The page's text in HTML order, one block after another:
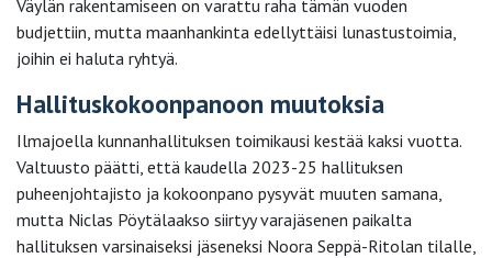
Väylän rakentamiseen on varattu raha tämän vuoden
budjettiin, mutta maanhankinta edellyttäisi lunastustoimia,
joihin ei haluta ryhtyä.
Hallituskokoonpanoon muutoksia
Ilmajoella kunnanhallituksen toimikausi kestää kaksi vuotta.
Valtuusto päätti, että kaudella 2023-25 hallituksen
puheenjohtajisto ja kokoonpano pysyvät muuten samana,
mutta Niclas Pöytälaakso siirtyy varajäsenen paikalta
hallituksen varsinaiseksi jäseneksi Noora Seppä-Ritolan tilalle,